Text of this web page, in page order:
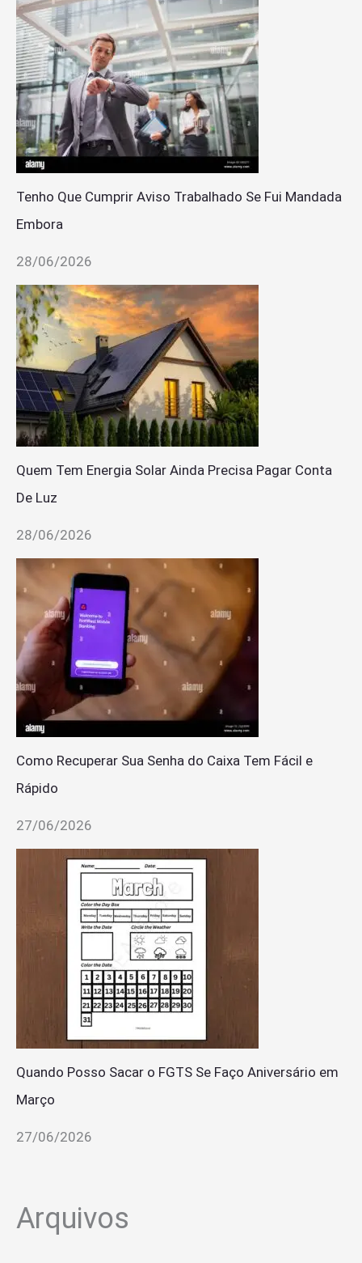
Tenho Que Cumprir Aviso Trabalhado Se Fui Mandada
Embora
28/06/2026
Quem Tem Energia Solar Ainda Precisa Pagar Conta
De Luz
28/06/2026
Como Recuperar Sua Senha do Caixa Tem Fácil e
Rápido
27/06/2026
Quando Posso Sacar o FGTS Se Faço Aniversário em
Março
27/06/2026
Arquivos